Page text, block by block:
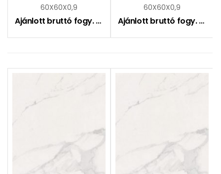
60X60X0,9
Ajánlott bruttó fogy. ár: 16990Ft
60X60X0,9
Ajánlott bruttó fogy. ár: